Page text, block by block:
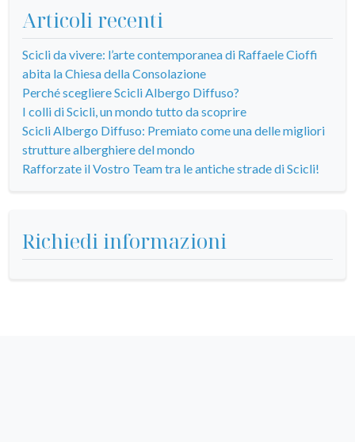
Articoli recenti
Scicli da vivere: l’arte contemporanea di Raffaele Cioffi
abita la Chiesa della Consolazione
Perché scegliere Scicli Albergo Diffuso?
I colli di Scicli, un mondo tutto da scoprire
Scicli Albergo Diffuso: Premiato come una delle migliori
strutture alberghiere del mondo
Rafforzate il Vostro Team tra le antiche strade di Scicli!
Richiedi informazioni